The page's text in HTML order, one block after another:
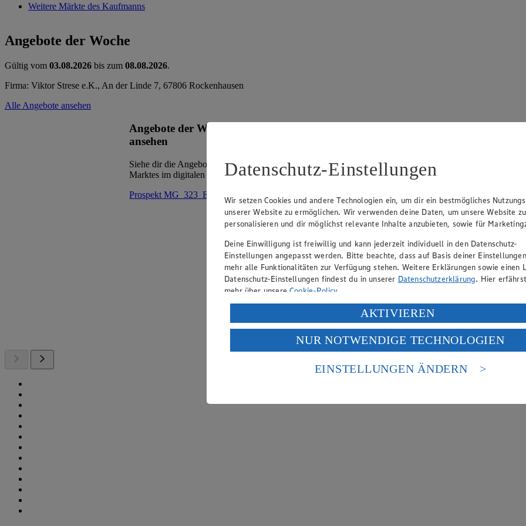
Weitere Märkte des Kaufmanns
Angebote der Woche
Gültig vom 03.08.2026 bis zum 08.08.2026.
Firma: Viktor Strese e.K., An der Linde 7, 67806 Rockenhausen
Alle Angebote ansehen
Angebote der Woche im Prospekt
ansehen
Siehe dir die Angebote der Woche deines
Marktes im digitalen Blätterkatalog an.
Prospekt MG_323_ED im Browser
1.49
Festpreis von 1.49€
kg = 2,98)
versch.
Datenschutz-Einstellungen
Wir setzen Cookies und andere Technologien ein, um dir ein bestmögliches
unserer Website zu ermöglichen. Wir verwenden deine Daten, um unsere Website zu
personalisieren und dir möglichst relevante Inhalte anzubieten, sowie für
Deine Einwilligung ist freiwillig und kann jederzeit individuell in den Datenschutz-
Einstellungen angepasst werden. Bitte beachte, dass auf Basis deiner
mehr alle Funktionalitäten zur Verfügung stehen. Weitere Erklärungen sowie einen
Datenschutz-Einstellungen findest du in unserer Datenschutzerklärung. Hier
mehr über unsereCookie-Policy.
Verarbeitung deiner personenbezogenen Daten in den USA durch Facebook und
Wenn du auf „Aktivieren“ klickst, willigst du im Sinne des Art. 49 Abs. 1 Satz 1 lit.
ein, dass deine Daten in den USA verarbeitet werden. Der EuGH sieht die USA als
einem nach europäischen Standards nicht angemessenen Datenschutzniveau an. Es
Risiko eines Zugriffs durch US-amerikanische Behörden.
AKTIVIEREN
NUR NOTWENDIGE TECHNOLOGIEN
EINSTELLUNGEN ÄNDERN